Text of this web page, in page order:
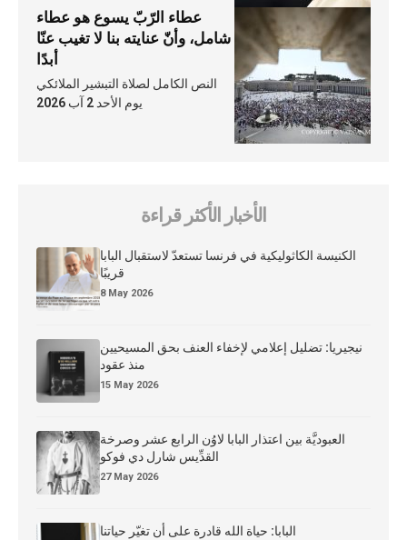
عطاء الرّبّ يسوع هو عطاء
شامل، وأنّ عنايته بنا لا تغيب عنّا
أبدًا
النص الكامل لصلاة التبشير الملائكي
يوم الأحد 2 آب 2026
الأخبار الأكثر قراءة
الكنيسة الكاثوليكية في فرنسا تستعدّ لاستقبال البابا
قريبًا
8 May 2026
نيجيريا: تضليل إعلامي لإخفاء العنف بحق المسيحيين
منذ عقود
15 May 2026
العبوديَّة بين اعتذار البابا لاوُن الرابع عشر وصرخة
القدِّيس شارل دي فوكو
27 May 2026
البابا: حياة الله قادرة على أن تغيّر حياتنا